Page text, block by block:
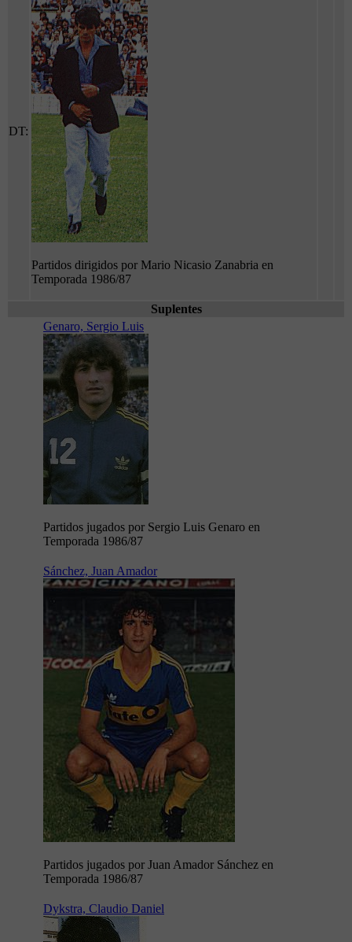
DT:
Partidos dirigidos por Mario Nicasio Zanabria en
Temporada 1986/87
Suplentes
Genaro, Sergio Luis
Partidos jugados por Sergio Luis Genaro en
Temporada 1986/87
Sánchez, Juan Amador
Partidos jugados por Juan Amador Sánchez en
Temporada 1986/87
Dykstra, Claudio Daniel